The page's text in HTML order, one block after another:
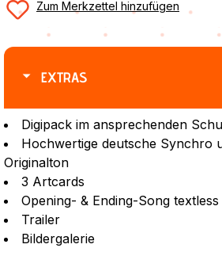
Zum Merkzettel hinzufügen
EXTRAS
Digipack im ansprechenden
Hochwertige deutsche Synchro
Originalton
3 Artcards
Opening- & Ending-Song textless
Trailer
Bildergalerie